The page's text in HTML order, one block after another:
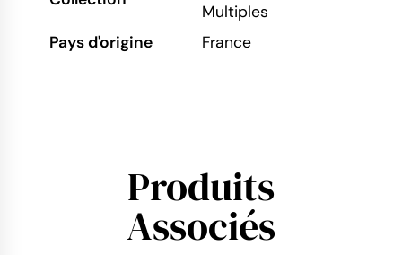
Multiples
Pays d'origine
France
Produits
Associés